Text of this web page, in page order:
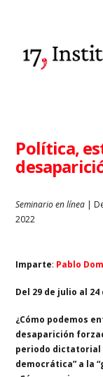
Política,
Seminario en línea |
2022
Imparte: Pablo
Del 29 de julio al
¿Cómo podemos
desaparición
periodo dictatorial
democrática” a la